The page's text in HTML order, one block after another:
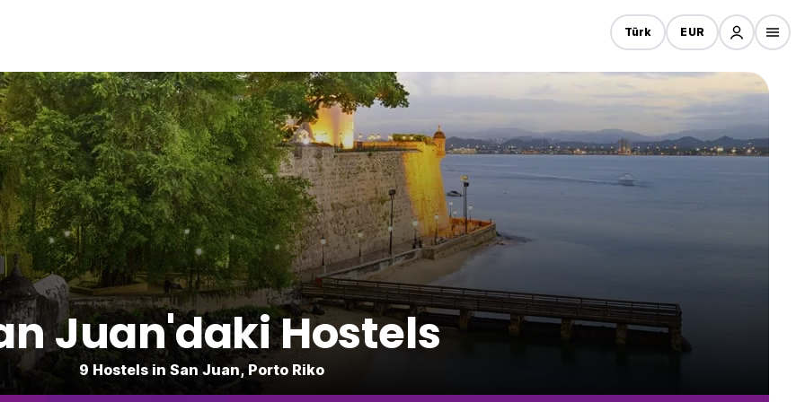
Türk EUR
Juan'daki Hostels
9 Hostels in San Juan, Porto Riko